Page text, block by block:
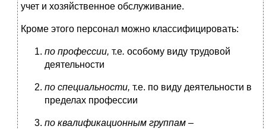
учет и хозяйственное обслуживание.
Кроме этого персонал можно классифицировать:
по профессии, т.е. особому виду трудовой
деятельности
по специальности, т.е. по виду деятельности в
пределах профессии
по квалификационным группам –